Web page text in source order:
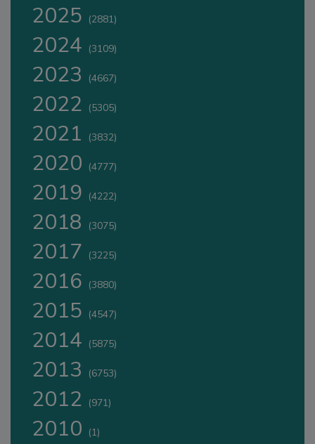
2025 (2881)
2024 (3109)
2023 (4667)
2022 (5305)
2021 (3832)
2020 (4777)
2019 (4222)
2018 (3075)
2017 (3225)
2016 (3880)
2015 (4547)
2014 (5875)
2013 (6753)
2012 (971)
2010 (1)